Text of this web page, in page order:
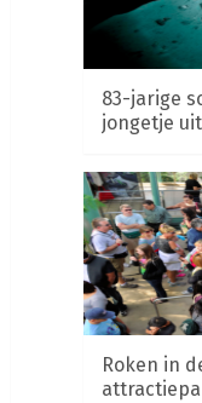
83-jarige
jongetje
Roken in